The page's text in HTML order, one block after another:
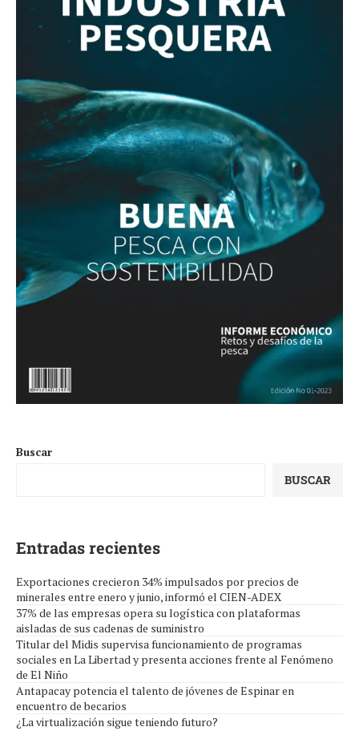
Buscar
BUSCAR
Entradas recientes
Exportaciones crecieron 34% impulsados por precios de
minerales entre enero y junio, informó el CIEN-ADEX
37% de las empresas opera su logística con plataformas
aisladas de sus cadenas de suministro
Titular del Midis supervisa funcionamiento de programas
sociales en La Libertad y presenta acciones frente al Fenómeno
de El Niño
Antapacay potencia el talento de jóvenes de Espinar en
encuentro de becarios
¿La virtualización sigue teniendo futuro?